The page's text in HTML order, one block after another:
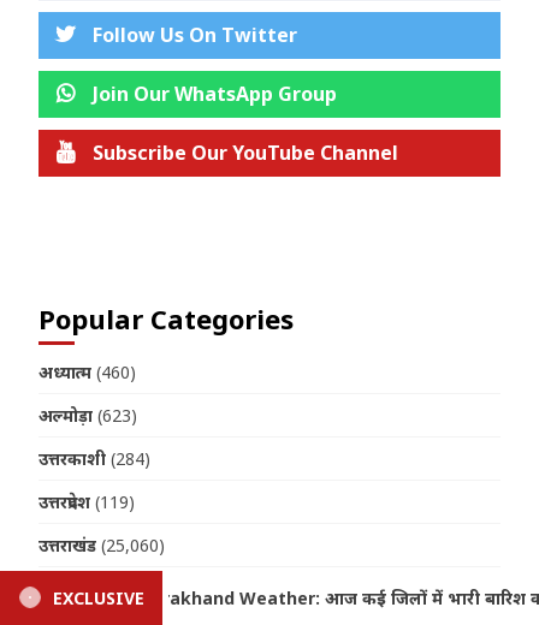
Follow Us On Twitter
Join Our WhatsApp Group
Subscribe Our YouTube Channel
Popular Categories
अध्यात्म (460)
अल्मोड़ा (623)
उत्तरकाशी (284)
उत्तरप्रदेश (119)
उत्तराखंड (25,060)
उधमसिंह नगर(1,316)
EXCLUSIVE
का ऑरेंज-येलो अलर्ट, 14 अगस्त तक बरसेंगे मानसूनी बादल